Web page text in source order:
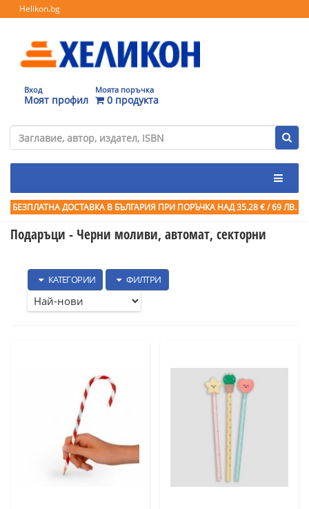
Helikon.bg
Вход
Моят профил
Моята поръчка
0 продукта
БЕЗПЛАТНА ДОСТАВКА В БЪЛГАРИЯ ПРИ ПОРЪЧКА НАД 35.28 € / 69 ЛВ.
Подаръци - Черни моливи, автомат, секторни
КАТЕГОРИИ ФИЛТРИ